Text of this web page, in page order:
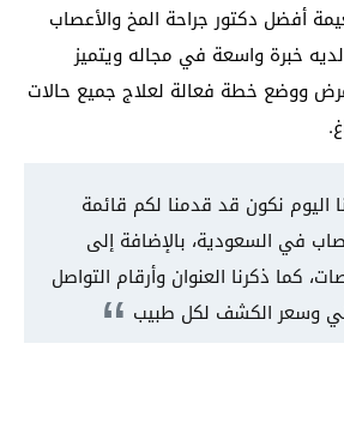
أفضل دكتور جراحة المخ والأعصاب
خبرة واسعة في مجاله ويتميز
ووضع خطة فعالة لعلاج جميع حالات
اليوم نكون قد قدمنا لكم قائمة
في السعودية، بالإضافة إلى
كما ذكرنا العنوان وأرقام التواصل
وسعر الكشف لكل طبيب